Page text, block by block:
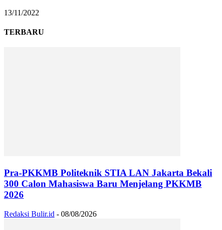
13/11/2022
TERBARU
Pra-PKKMB Politeknik STIA LAN Jakarta Bekali
300 Calon Mahasiswa Baru Menjelang PKKMB
2026
Redaksi Bulir.id - 08/08/2026